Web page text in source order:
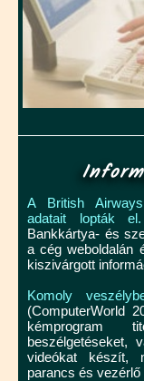
A British
adatait lopták el.
Bankkártya- és
a cég weboldalán
kiszivárgott
Komoly
(ComputerWorld
kémprogram
beszélgetéseket,
videókat készít,
parancs és